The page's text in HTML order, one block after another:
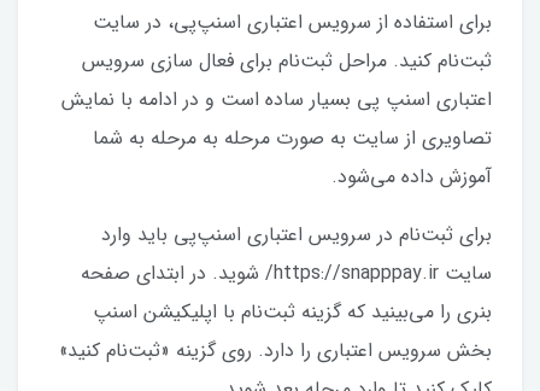
برای استفاده از سرویس اعتباری اسنپ‌پی، در سایت
ثبت‌نام کنید. مراحل ثبت‌نام برای فعال سازی سرویس
اعتباری اسنپ پی بسیار ساده است و در ادامه با نمایش
تصاویری از سایت به صورت مرحله به مرحله به شما
آموزش داده می‌شود.
برای ثبت‌نام در سرویس اعتباری اسنپ‌پی باید وارد
سایت https://snapppay.ir/ شوید. در ابتدای صفحه
بنری را می‌بینید که گزینه ثبت‌نام با اپلیکیشن اسنپ
بخش سرویس اعتباری را دارد. روی گزینه «ثبت‌نام کنید»